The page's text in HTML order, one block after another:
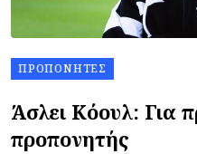
ΠΡΟΠΟΝΗΤΈΣ
Άσλει Κόουλ: Για
προπονητής